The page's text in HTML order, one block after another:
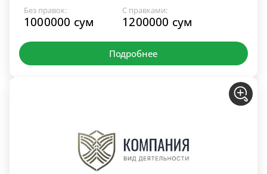
Без правок:
1000000 сум
С правками:
1200000 сум
Подробнее